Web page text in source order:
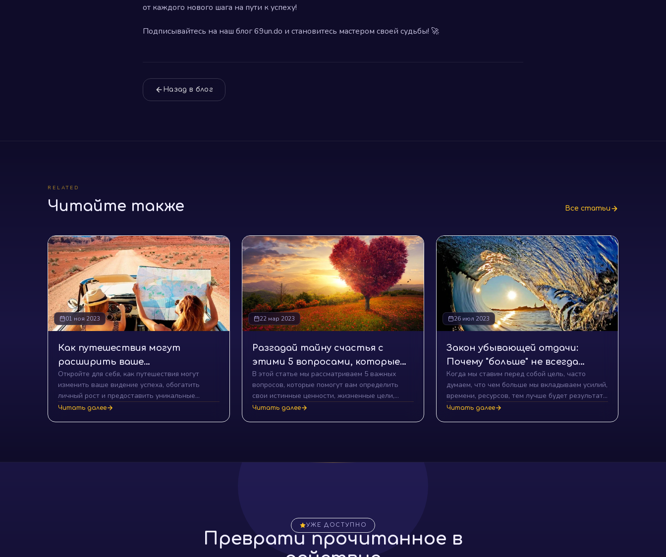
от каждого нового шага на пути к успеху!
Подписывайтесь на наш блог 69un.do и становитесь мастером своей судьбы! 🚀
Назад в блог
RELATED
Читайте также Все статьи
01 ноя 2023
Как путешествия могут
расширить ваше
мировоззрение
Откройте для себя, как путешествия могут
изменить ваше видение успеха, обогатить
личный рост и предоставить уникальные
возможности для глобального сетевого
Читать далее
22 мар 2023
Разгадай тайну счастья с
этими 5 вопросами, которые
изменят твою жизнь навсегда!
В этой статье мы рассматриваем 5 важных
вопросов, которые помогут вам определить
свои истинные ценности, жизненные цели,
источники радости и способы помощи
Читать далее
26 июл 2023
Закон убывающей отдачи:
Почему "больше" не всегда
означает "лучше"
Когда мы ставим перед собой цель, часто
думаем, что чем больше мы вкладываем усилий,
времени, ресурсов, тем лучше будет результат.
Это довольно логично, не так ли? Но давайте
Читать далее
УЖЕ ДОСТУПНО
Преврати прочитанное в